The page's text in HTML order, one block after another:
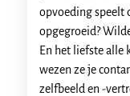
opvoeding speelt
opgegroeid?
En het liefste alle
wezen ze je
zelfbeeld en -